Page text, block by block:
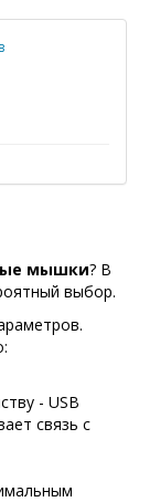
мышки? В
выбор.
- USB
связь с